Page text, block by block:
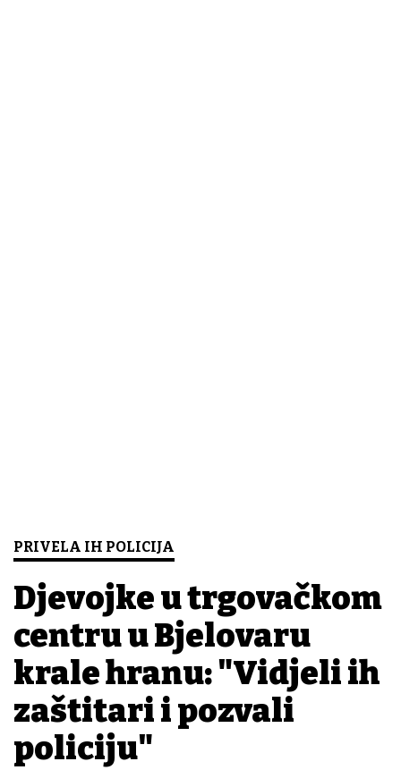
PRIVELA IH POLICIJA
Djevojke u trgovačkom
centru u Bjelovaru
krale hranu: "Vidjeli ih
zaštitari i pozvali
policiju"